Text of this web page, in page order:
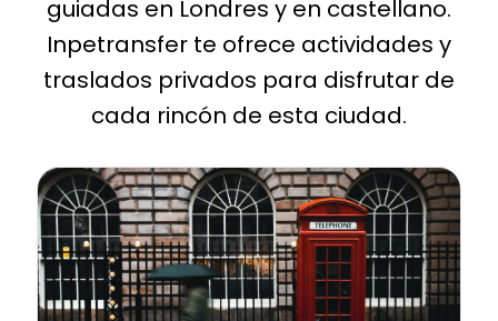
guiadas en Londres y en castellano.
Inpetransfer te ofrece actividades y
traslados privados para disfrutar de
cada rincón de esta ciudad.